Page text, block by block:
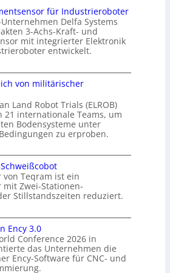
für Industrieroboter
Delfa Systems
3-Achs-Kraft- und
mit integrierter Elektronik
entwickelt.
von militärischer
Land Robot Trials (ELROB)
21 internationale Teams, um
Bodensysteme unter
zu erproben.
von Teqram ist ein
Zwei-Stationen-
Stillstandszeiten reduziert.
Ency 3.0
Conference 2026 in
das Unternehmen die
Ency-Software für CNC- und